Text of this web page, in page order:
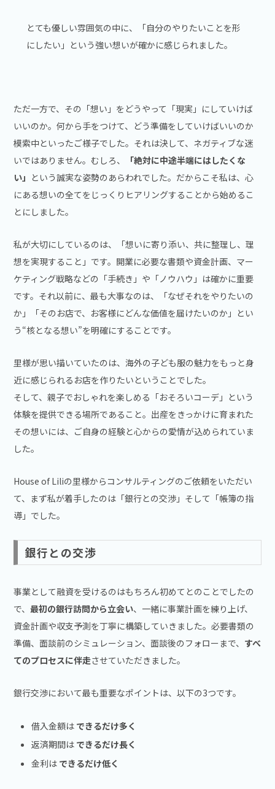
とても優しい雰囲気の中に、「自分のやりたいことを形
にしたい」という強い想いが確かに感じられました。
ただ一方で、その「想い」をどうやって「現実」にしていけば
いいのか。何から手をつけて、どう準備をしていけばいいのか
模索中といったご様子でした。それは決して、ネガティブな迷
いではありません。むしろ、
「絶対に中途半端にはしたくな
い」 という誠実な姿勢のあらわれでした。だからこそ私は、心
にある想いの全てをじっくりヒアリングすることから始めるこ
とにしました。
私が大切にしているのは、「想いに寄り添い、共に整理し、理
想を実現すること」です。開業に必要な書類や資金計画、マー
ケティング戦略などの「手続き」や「ノウハウ」は確かに重要
です。それ以前に、最も大事なのは、「なぜそれをやりたいの
か」「そのお店で、お客様にどんな価値を届けたいのか」とい
う“核となる想い”を明確にすることです。
里様が思い描いていたのは、海外の子ども服の魅力をもっと身
近に感じられるお店を作りたいということでした。
そして、親子でおしゃれを楽しめる「おそろいコーデ」という
体験を提供できる場所であること。出産をきっかけに育まれた
その想いには、ご自身の経験と心からの愛情が込められていま
した。
House of Liliの里様からコンサルティングのご依頼をいただい
て、まず私が着手したのは「銀行との交渉」そして「帳簿の指
導」でした。
銀行との交渉
事業として融資を受けるのはもちろん初めてとのことでしたの
で、最初の銀行訪問から立会い、一緒に事業計画を練り上げ、
資金計画や収支予測を丁寧に構築していきました。必要書類の
準備、面談前のシミュレーション、面談後のフォローまで、 すべ
てのプロセスに伴走させていただきました。
銀行交渉において最も重要なポイントは、以下の3つです。
借入金額は できるだけ多く
返済期間は できるだけ長く
金利は できるだけ低く